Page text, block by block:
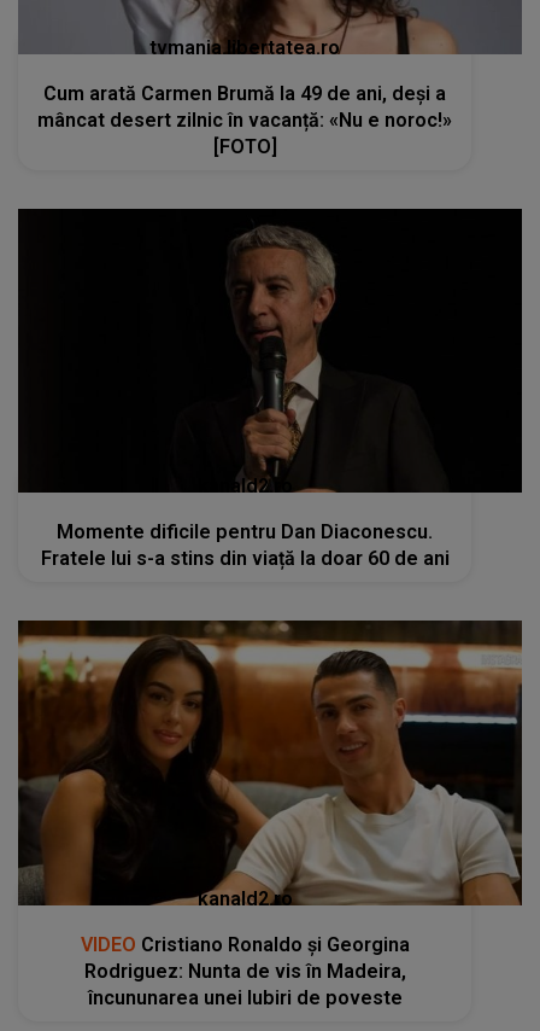
tvmania.libertatea.ro
Cum arată Carmen Brumă la 49 de ani, deși a
mâncat desert zilnic în vacanță: «Nu e noroc!»
[FOTO]
kanald2.ro
Momente dificile pentru Dan Diaconescu.
Fratele lui s-a stins din viață la doar 60 de ani
kanald2.ro
VIDEO Cristiano Ronaldo și Georgina
Rodriguez: Nunta de vis în Madeira,
încununarea unei Iubiri de poveste